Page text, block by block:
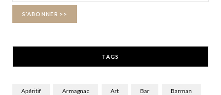
TAGS
Apéritif Armagnac Art Bar Barman